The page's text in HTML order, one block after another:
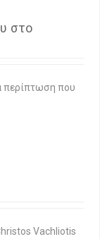
στο
περίπτωση που
Vachliotis